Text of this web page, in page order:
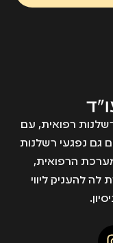
רפואית, עם
גם נפגעי רשלנות
הרפואית,
להעניק ליווי